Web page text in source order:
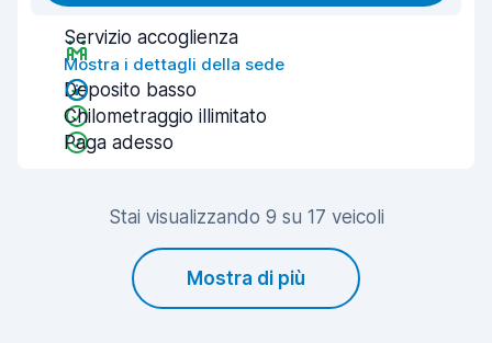
Servizio accoglienza
Mostra i dettagli della sede
Deposito basso
Chilometraggio illimitato
Paga adesso
Stai visualizzando 9 su 17 veicoli
Mostra di più